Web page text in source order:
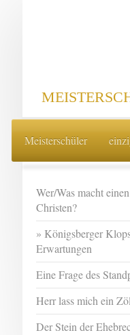
Meisterschüler
Wer/Was macht
Christen?
Königsberger
Erwartungen
Eine Frage des
Herr lass mich ein
Der Stein der